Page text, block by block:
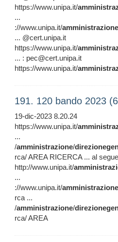
https://www.unipa.it/
...
://www.unipa.it/amministrazione
... @cert.unipa.it
https://www.unipa.it/
... : pec@cert.unipa.it
https://www.unipa.it/
191. 120 bando 2023
19-dic-2023 8.20.24
https://www.unipa.it/
...
/amministrazione/
rca/ AREA RICERCA ... al
http://www.unipa.it/
...
://www.unipa.it/amministrazione
rca ...
/amministrazione/
rca/ AREA